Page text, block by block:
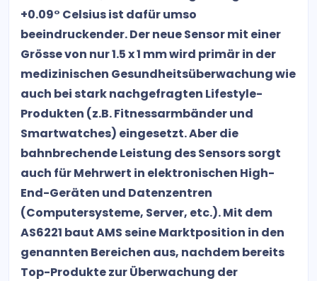
+0.09° Celsius ist dafür umso
beeindruckender. Der neue Sensor mit einer
Grösse von nur 1.5 x 1 mm wird primär in der
medizinischen Gesundheitsüberwachung wie
auch bei stark nachgefragten Lifestyle-
Produkten (z.B. Fitnessarmbänder und
Smartwatches) eingesetzt. Aber die
bahnbrechende Leistung des Sensors sorgt
auch für Mehrwert in elektronischen High-
End-Geräten und Datenzentren
(Computersysteme, Server, etc.). Mit dem
AS6221 baut AMS seine Marktposition in den
genannten Bereichen aus, nachdem bereits
Top-Produkte zur Überwachung der